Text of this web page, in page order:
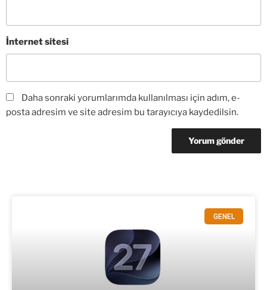
İnternet sitesi
Daha sonraki yorumlarımda kullanılması için adım, e-
posta adresim ve site adresim bu tarayıcıya kaydedilsin.
GENEL